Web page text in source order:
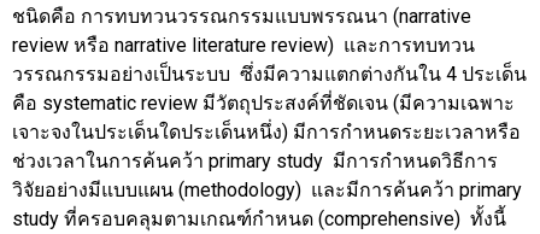
ชนิดคือ การทบทวนวรรณกรรมแบบพรรณนา (narrative
review หรือ narrative literature review) และการทบทวน
วรรณกรรมอย่างเป็นระบบ ซึ่งมีความแตกต่างกันใน 4 ประเด็น
คือ systematic review มีวัตถุประสงค์ที่ชัดเจน (มีความเฉพาะ
เจาะจงในประเด็นใดประเด็นหนึ่ง) มีการกำหนดระยะเวลาหรือ
ช่วงเวลาในการค้นคว้า primary study มีการกำหนดวิธีการ
วิจัยอย่างมีแบบแผน (methodology) และมีการค้นคว้า primary
study ที่ครอบคลุมตามเกณฑ์กำหนด (comprehensive) ทั้งนี้